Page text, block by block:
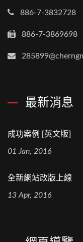
886-7-3832728
886-7-3869698
最新消息
成功案例 [英文版]
01 Jan, 2016
全新網站改版上線
13 Apr, 2016